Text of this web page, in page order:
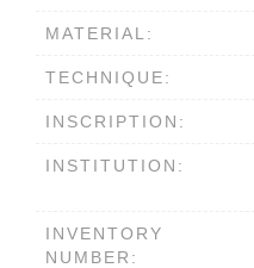
MATERIAL:
TECHNIQUE:
INSCRIPTION:
INSTITUTION:
INVENTORY
NUMBER: